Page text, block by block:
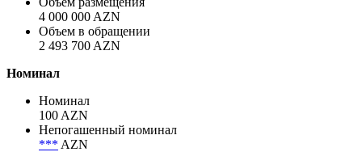
4 000 000 AZN
Объем в обращении
2 493 700 AZN
Номинал
Номинал
100 AZN
Непогашенный номинал
*** AZN